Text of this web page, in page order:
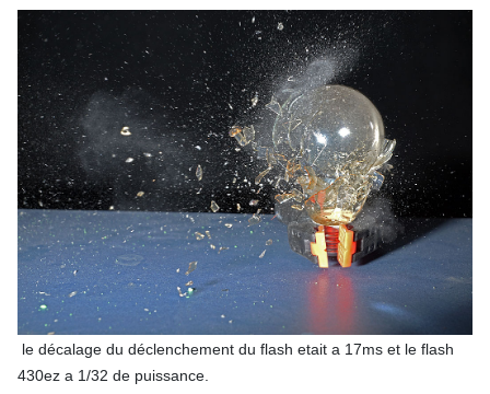
le décalage du déclenchement du flash etait a 17ms et le flash
430ez a 1/32 de puissance.